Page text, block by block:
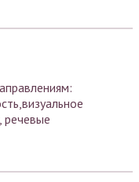
речевые